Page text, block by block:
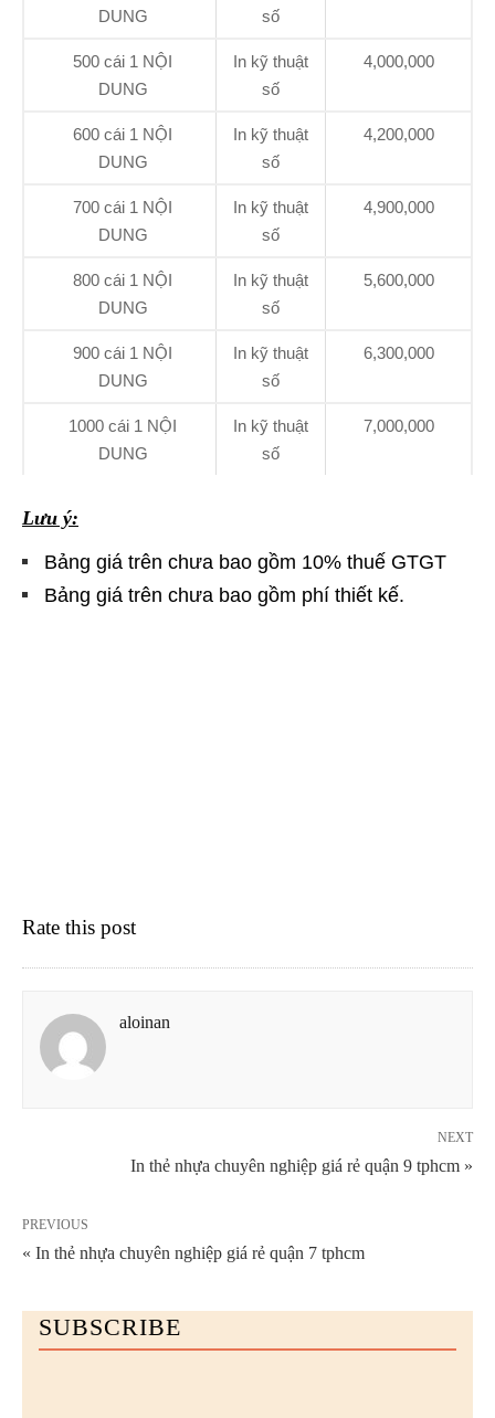
DUNG
số
500 cái 1 NỘI
DUNG
In kỹ thuật
số
4,000,000
600 cái 1 NỘI
DUNG
In kỹ thuật
số
4,200,000
700 cái 1 NỘI
DUNG
In kỹ thuật
số
4,900,000
800 cái 1 NỘI
DUNG
In kỹ thuật
số
5,600,000
900 cái 1 NỘI
DUNG
In kỹ thuật
số
6,300,000
1000 cái 1 NỘI
DUNG
In kỹ thuật
số
7,000,000
Lưu ý:
Bảng giá trên chưa bao gồm 10% thuế GTGT
Bảng giá trên chưa bao gồm phí thiết kế.
Rate this post
aloinan
NEXT
In thẻ nhựa chuyên nghiệp giá rẻ quận 9 tphcm »
PREVIOUS
« In thẻ nhựa chuyên nghiệp giá rẻ quận 7 tphcm
SUBSCRIBE